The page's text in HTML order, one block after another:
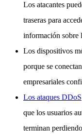
Los atacantes
traseras para
información sobre
Los dispositivos
porque se
empresariales
Los ataques DDoS
que los usuarios
terminan